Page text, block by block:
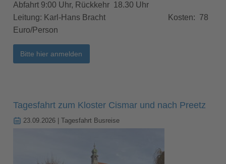
Abfahrt 9:00 Uhr, Rückkehr 18.30 Uhr
Leitung: Karl-Hans Bracht Kosten: 78
Euro/Person
Bitte hier anmelden
Tagesfahrt zum Kloster Cismar und nach Preetz
23.09.2026 | Tagesfahrt Busreise